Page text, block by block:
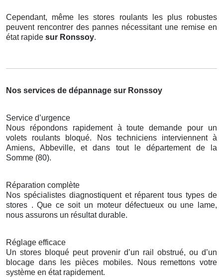
Cependant, même les stores roulants les plus robustes
peuvent rencontrer des pannes nécessitant une remise en
état rapide sur Ronssoy.
Nos services de dépannage sur Ronssoy
Service d’urgence
Nous répondons rapidement à toute demande pour un
volets roulants bloqué. Nos techniciens interviennent à
Amiens, Abbeville, et dans tout le département de la
Somme (80).
Réparation complète
Nos spécialistes diagnostiquent et réparent tous types de
stores . Que ce soit un moteur défectueux ou une lame,
nous assurons un résultat durable.
Réglage efficace
Un stores bloqué peut provenir d’un rail obstrué, ou d’un
blocage dans les pièces mobiles. Nous remettons votre
système en état rapidement.